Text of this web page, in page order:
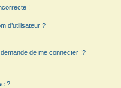
!
d’utilisateur ?
de me connecter !?
?